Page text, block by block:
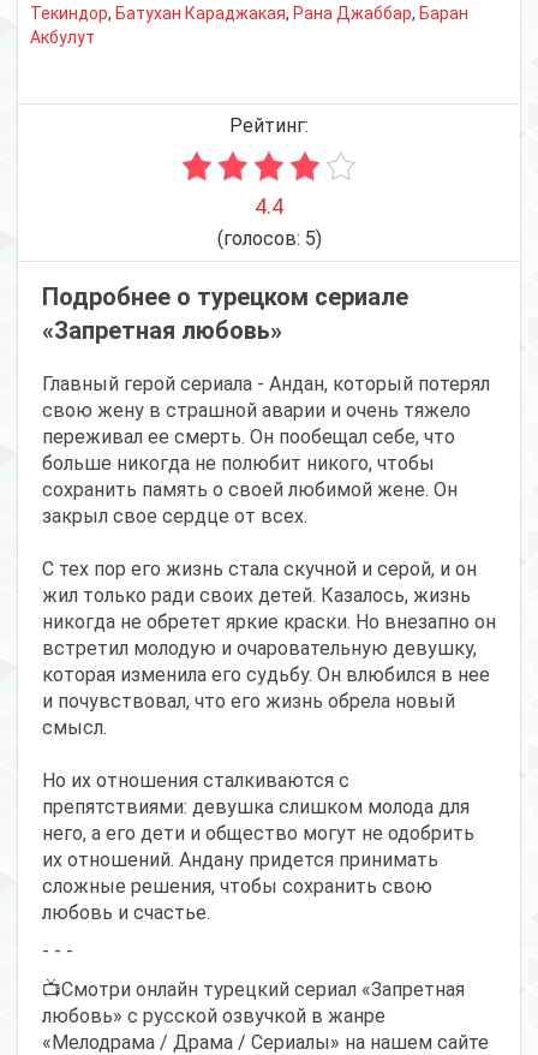
Текиндор, Батухан Караджакая, Рана Джаббар, Баран
Акбулут
Рейтинг:
4.4
(голосов: 5)
Подробнее о турецком сериале
«Запретная любовь»
Главный герой сериала - Андан, который потерял
свою жену в страшной аварии и очень тяжело
переживал ее смерть. Он пообещал себе, что
больше никогда не полюбит никого, чтобы
сохранить память о своей любимой жене. Он
закрыл свое сердце от всех.
С тех пор его жизнь стала скучной и серой, и он
жил только ради своих детей. Казалось, жизнь
никогда не обретет яркие краски. Но внезапно он
встретил молодую и очаровательную девушку,
которая изменила его судьбу. Он влюбился в нее
и почувствовал, что его жизнь обрела новый
смысл.
Но их отношения сталкиваются с
препятствиями: девушка слишком молода для
него, а его дети и общество могут не одобрить
их отношений. Андану придется принимать
сложные решения, чтобы сохранить свою
любовь и счастье.
- - -
📺Смотри онлайн турецкий сериал «Запретная
любовь» с русской озвучкой в жанре
«Мелодрама / Драма / Сериалы» на нашем сайте